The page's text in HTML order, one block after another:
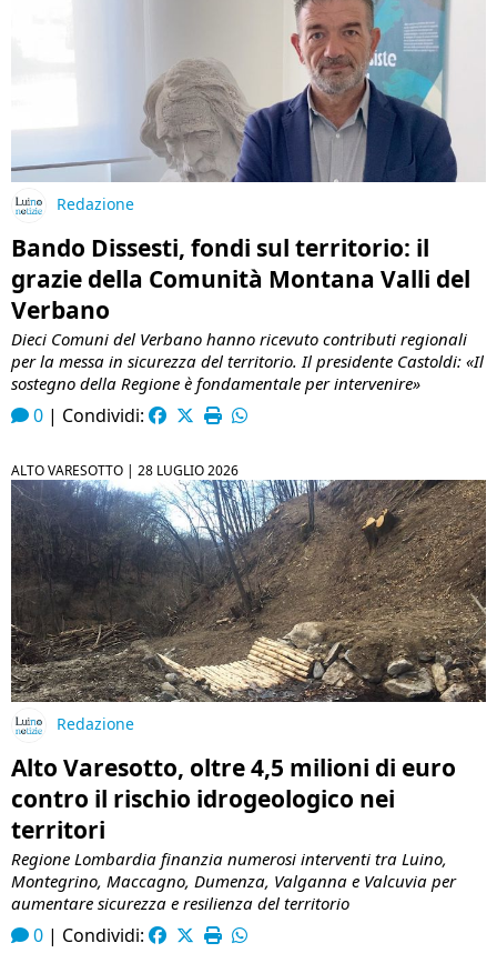
Redazione
Bando Dissesti, fondi sul territorio: il
grazie della Comunità Montana Valli del
Verbano
Dieci Comuni del Verbano hanno ricevuto contributi regionali
per la messa in sicurezza del territorio. Il presidente Castoldi: «Il
sostegno della Regione è fondamentale per intervenire»
0 | Condividi:
ALTO VARESOTTO | 28 LUGLIO 2026
Redazione
Alto Varesotto, oltre 4,5 milioni di euro
contro il rischio idrogeologico nei
territori
Regione Lombardia finanzia numerosi interventi tra Luino,
Montegrino, Maccagno, Dumenza, Valganna e Valcuvia per
aumentare sicurezza e resilienza del territorio
0 | Condividi: